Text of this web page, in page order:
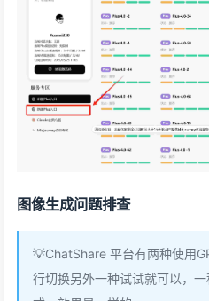
图像生成问题排查
💡ChatShare 平台有两种使用
行切换另外一种试试就可以，